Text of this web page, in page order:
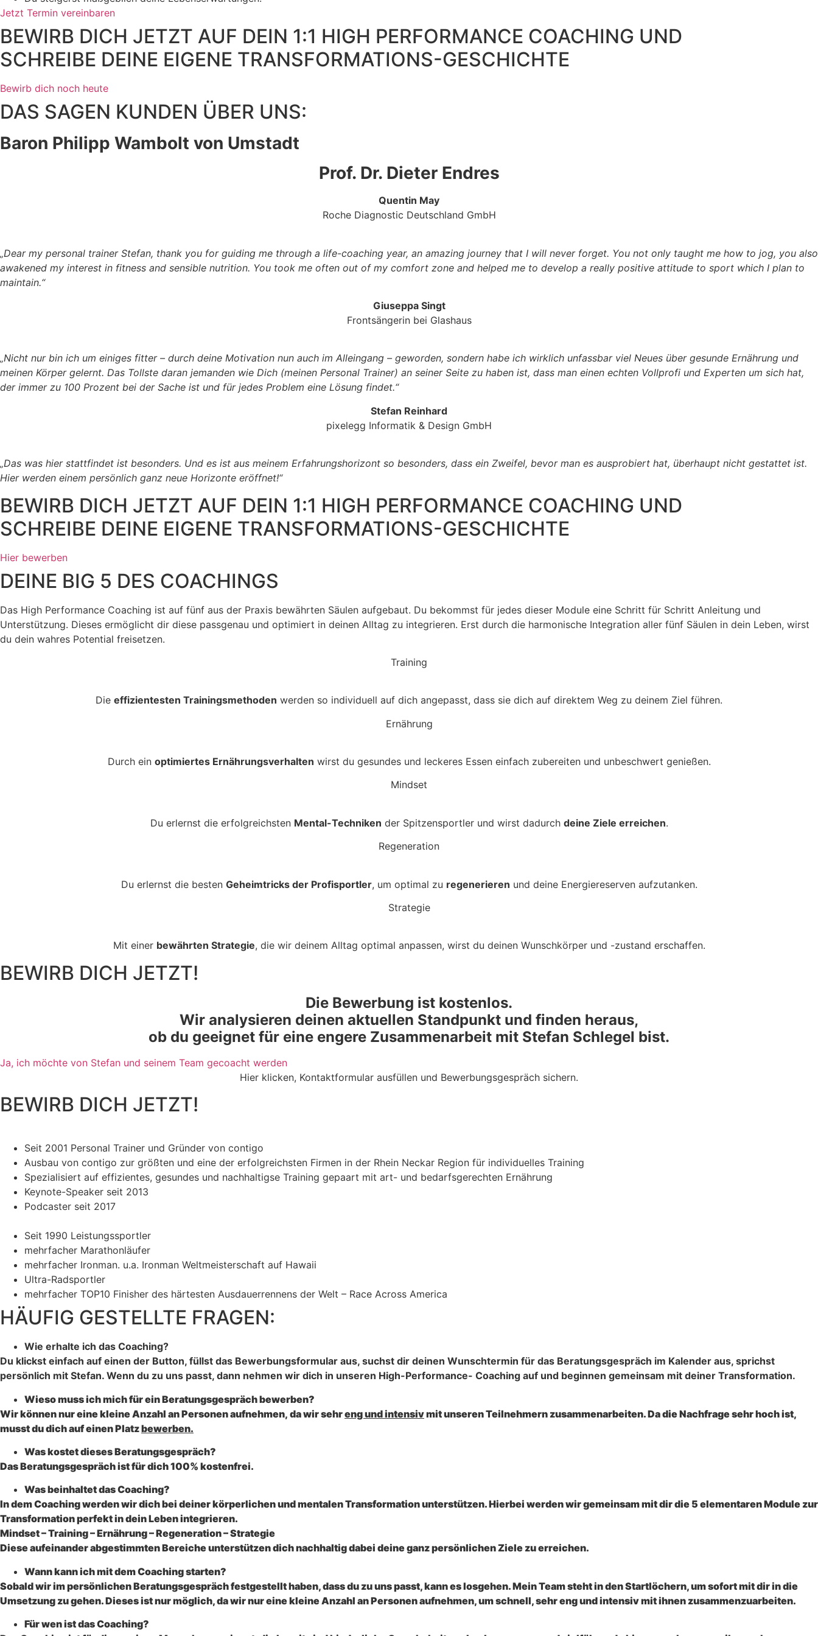
Jetzt Termin vereinbaren
BEWIRB DICH JETZT AUF DEIN 1:1 HIGH PERFORMANCE COACHING UND
SCHREIBE DEINE EIGENE TRANSFORMATIONS-GESCHICHTE
Bewirb dich noch heute
DAS SAGEN KUNDEN ÜBER UNS:
Baron Philipp Wambolt von Umstadt
Prof. Dr. Dieter Endres
Quentin May
Roche Diagnostic Deutschland GmbH
„Dear my personal trainer Stefan, thank you for guiding me through a life-coaching year, an amazing journey that I will never forget. You not only taught me how to jog, you also
awakened my interest in fitness and sensible nutrition. You took me often out of my comfort zone and helped me to develop a really positive attitude to sport which I plan to
maintain.“
Giuseppa Singt
Frontsängerin bei Glashaus
„Nicht nur bin ich um einiges fitter – durch deine Motivation nun auch im Alleingang – geworden, sondern habe ich wirklich unfassbar viel Neues über gesunde Ernährung und
meinen Körper gelernt. Das Tollste daran jemanden wie Dich (meinen Personal Trainer) an seiner Seite zu haben ist, dass man einen echten Vollprofi und Experten um sich hat,
der immer zu 100 Prozent bei der Sache ist und für jedes Problem eine Lösung findet.“
Stefan Reinhard
pixelegg Informatik & Design GmbH
„Das was hier stattfindet ist besonders. Und es ist aus meinem Erfahrungshorizont so besonders, dass ein Zweifel, bevor man es ausprobiert hat, überhaupt nicht gestattet ist.
Hier werden einem persönlich ganz neue Horizonte eröffnet!“
BEWIRB DICH JETZT AUF DEIN 1:1 HIGH PERFORMANCE COACHING UND
SCHREIBE DEINE EIGENE TRANSFORMATIONS-GESCHICHTE
Hier bewerben
DEINE BIG 5 DES COACHINGS
Das High Performance Coaching ist auf fünf aus der Praxis bewährten Säulen aufgebaut. Du bekommst für jedes dieser Module eine Schritt für Schritt Anleitung und
Unterstützung. Dieses ermöglicht dir diese passgenau und optimiert in deinen Alltag zu integrieren. Erst durch die harmonische Integration aller fünf Säulen in dein Leben, wirst
du dein wahres Potential freisetzen.
Training
Die effizientesten Trainingsmethoden werden so individuell auf dich angepasst, dass sie dich auf direktem Weg zu deinem Ziel führen.
Ernährung
Durch ein optimiertes Ernährungsverhalten wirst du gesundes und leckeres Essen einfach zubereiten und unbeschwert genießen.
Mindset
Du erlernst die erfolgreichsten Mental-Techniken der Spitzensportler und wirst dadurch deine Ziele erreichen.
Regeneration
Du erlernst die besten Geheimtricks der Profisportler, um optimal zu regenerieren und deine Energiereserven aufzutanken.
Strategie
Mit einer bewährten Strategie, die wir deinem Alltag optimal anpassen, wirst du deinen Wunschkörper und -zustand erschaffen.
BEWIRB DICH JETZT!
Die Bewerbung ist kostenlos.
Wir analysieren deinen aktuellen Standpunkt und finden heraus,
ob du geeignet für eine engere Zusammenarbeit mit Stefan Schlegel bist.
Ja, ich möchte von Stefan und seinem Team gecoacht werden
Hier klicken, Kontaktformular ausfüllen und Bewerbungsgespräch sichern.
BEWIRB DICH JETZT!
Seit 2001 Personal Trainer und Gründer von contigo
Ausbau von contigo zur größten und eine der erfolgreichsten Firmen in der Rhein Neckar Region für individuelles Training
Spezialisiert auf effizientes, gesundes und nachhaltigse Training gepaart mit art- und bedarfsgerechten Ernährung
Keynote-Speaker seit 2013
Podcaster seit 2017
Seit 1990 Leistungssportler
mehrfacher Marathonläufer
mehrfacher Ironman. u.a. Ironman Weltmeisterschaft auf Hawaii
Ultra-Radsportler
mehrfacher TOP10 Finisher des härtesten Ausdauerrennens der Welt – Race Across America
HÄUFIG GESTELLTE FRAGEN:
Wie erhalte ich das Coaching?
Du klickst einfach auf einen der Button, füllst das Bewerbungsformular aus, suchst dir deinen Wunschtermin für das Beratungsgespräch im Kalender aus, sprichst
persönlich mit Stefan. Wenn du zu uns passt, dann nehmen wir dich in unseren High-Performance- Coaching auf und beginnen gemeinsam mit deiner Transformation.
Wieso muss ich mich für ein Beratungsgespräch bewerben?
Wir können nur eine kleine Anzahl an Personen aufnehmen, da wir sehreng und intensivmit unseren Teilnehmern zusammenarbeiten. Da die Nachfrage sehr hoch ist,
musst du dich auf einen Platzbewerben.
Was kostet dieses Beratungsgespräch?
Das Beratungsgespräch ist für dich 100% kostenfrei.
Was beinhaltet das Coaching?
In dem Coaching werden wir dich bei deiner körperlichen und mentalen Transformation unterstützen. Hierbei werden wir gemeinsam mit dir die 5 elementaren Module zur
Transformation perfekt in dein Leben integrieren.
Mindset – Training – Ernährung – Regeneration – Strategie
Diese aufeinander abgestimmten Bereiche unterstützen dich nachhaltig dabei deine ganz persönlichen Ziele zu erreichen.
Wann kann ich mit dem Coaching starten?
Sobald wir im persönlichen Beratungsgespräch festgestellt haben, dass du zu uns passt, kann es losgehen. Mein Team steht in den Startlöchern, um sofort mit dir in die
Umsetzung zu gehen. Dieses ist nur möglich, da wir nur eine kleine Anzahl an Personen aufnehmen, um schnell, sehr eng und intensiv mit ihnen zusammenzuarbeiten.
Für wen ist das Coaching?